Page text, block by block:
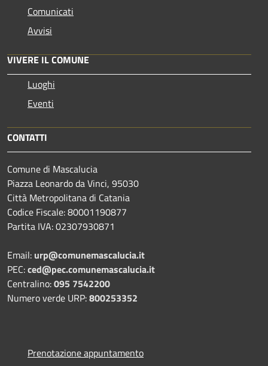
Comunicati
Avvisi
VIVERE IL COMUNE
Luoghi
Eventi
CONTATTI
Comune di Mascalucia
Piazza Leonardo da Vinci, 95030
Città Metropolitana di Catania
Codice Fiscale: 80001190877
Partita IVA: 02307930871
Email: urp@comunemascalucia.it
PEC:ced@pec.comunemascalucia.it
Centralino:095 7542200
Numero verde URP:800253352
Prenotazione appuntamento